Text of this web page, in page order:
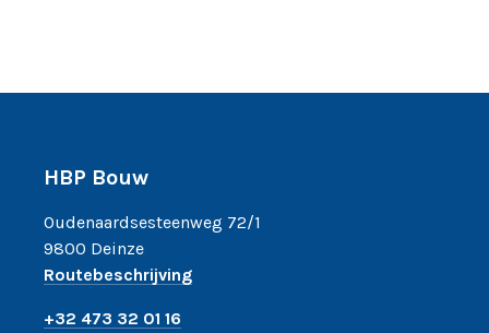
HBP Bouw
Oudenaardsesteenweg 72/1
9800 Deinze
Routebeschrijving
+32 473 32 01 16